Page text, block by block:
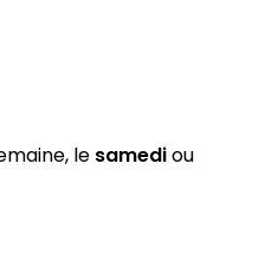
le samediou